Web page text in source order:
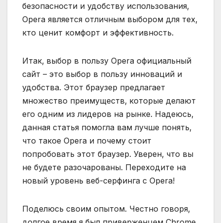
безопасности и удобству использования‚
Opera является отличным выбором для тех‚
кто ценит комфорт и эффективность.
Итак‚ выбор в пользу Opera официальный
сайт – это выбор в пользу инноваций и
удобства. Этот браузер предлагает
множество преимуществ‚ которые делают
его одним из лидеров на рынке. Надеюсь‚
данная статья помогла вам лучше понять‚
что такое Opera и почему стоит
попробовать этот браузер. Уверен‚ что вы
не будете разочарованы. Переходите на
новый уровень веб-серфинга с Opera!
Поделюсь своим опытом. Честно говоря‚